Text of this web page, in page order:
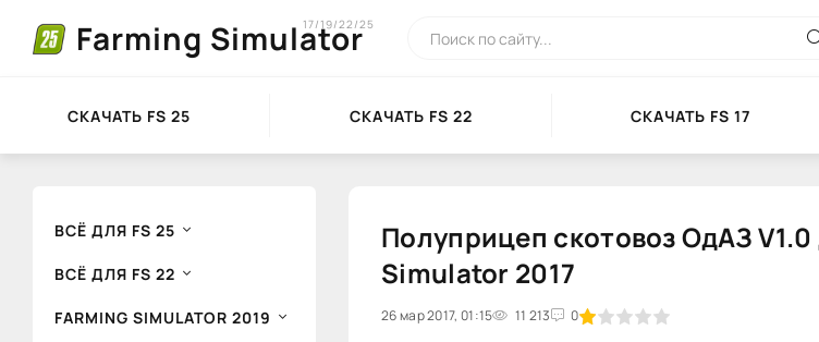
Farming Simulator
17/19/22/25
СКАЧАТЬ FS 25 СКАЧАТЬ FS 22 СКАЧАТЬ FS 17
ВСЁ ДЛЯ FS 25
ВСЁ ДЛЯ FS 22
FARMING SIMULATOR 2019
Полуприцеп скотовоз ОдАЗ
Simulator 2017
26 мар 2017, 01:15 11 213 0
1 2 3 4 5